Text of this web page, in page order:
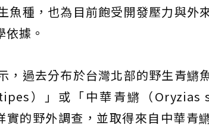
魚種，也為目前飽受開發壓力與外
據。
，過去分布於台灣北部的野生青鱂
）」或「中華青鱂（Oryzias
的野外調查，並取得來自中華青